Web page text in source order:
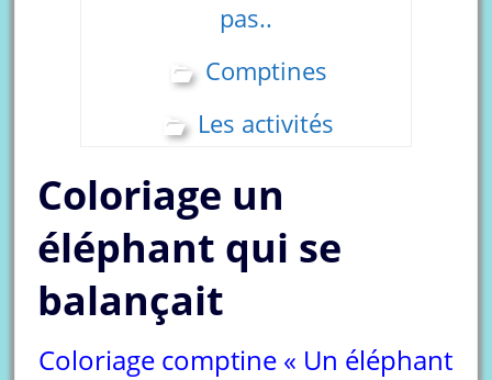
pas..
Comptines
Les activités
Coloriage un
éléphant qui se
balançait
Coloriage comptine « Un éléphant